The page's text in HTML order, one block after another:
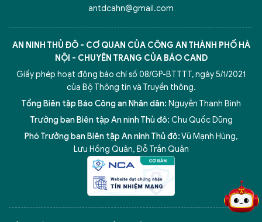
antdcahn@gmail.com
AN NINH THỦ ĐÔ - CƠ QUAN CỦA CÔNG AN THÀNH PHỐ HÀ
NỘI - CHUYÊN TRANG CỦA BÁO CAND
Giấy phép hoạt động báo chí số 08/GP-BTTTT, ngày 5/1/2021
của Bộ Thông tin và Truyền thông.
Tổng Biên tập Báo Công an Nhân dân: Nguyễn Thanh Bình
Trưởng ban Biên tập An ninh Thủ đô: Chu Quốc Dũng
Phó Trưởng ban Biên tập An ninh Thủ đô:Vũ Mạnh Hùng,
Lưu Hồng Quân, Đỗ Trần Quân
5 điểm nghẽn của Hà Nội giải pháp xử lý điểm nghẽn của